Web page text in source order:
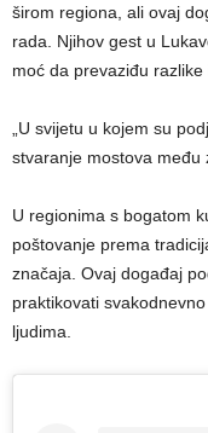
širom regiona, ali ovaj
rada. Njihov gest u
moć da prevaziđu razlike
„U svijetu u kojem su
stvaranje mostova među
U regionima s bogatom
poštovanje prema
značaja. Ovaj događaj
praktikovati
ljudima.